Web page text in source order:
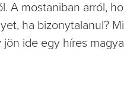
A mostaniban arról,
ha bizonytalanul?
ide egy híres